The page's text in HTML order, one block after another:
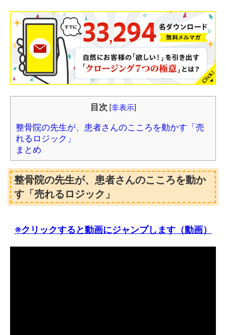
目次 [非表示]
整骨院の先生が、患者さんのこころを動かす「売
れるロジック」
まとめ
整骨院の先生が、患者さんのこころを動か
す「売れるロジック」
※クリックすると動画にジャンプします（動画）